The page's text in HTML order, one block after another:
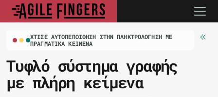
ΧΤΊΣΕ ΑΥΤΟΠΕΠΟΊΘΗΣΗ ΣΤΗΝ ΠΛΗΚΤΡΟΛΌΓΗΣΗ ΜΕ
ΠΡΑΓΜΑΤΙΚΆ ΚΕΊΜΕΝΑ
Τυφλό σύστημα γραφής
με πλήρη κείμενα